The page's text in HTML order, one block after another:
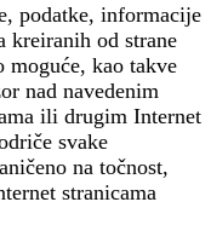
podatke, informacije
kreiranih od strane
moguće, kao takve
nad navedenim
ili drugim Internet
svake
na točnost,
stranicama